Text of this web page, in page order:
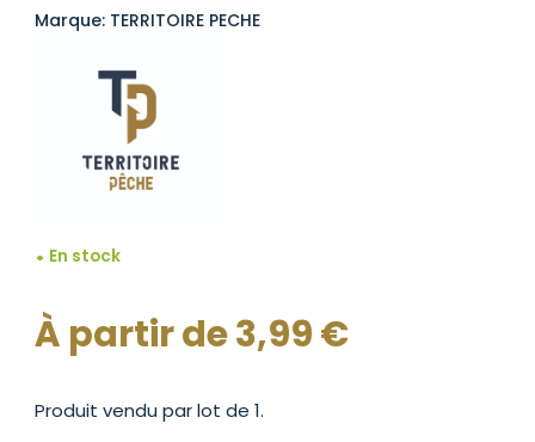
Marque: TERRITOIRE PECHE
En stock
À partir de3,99€
Produit vendu par lot de 1.